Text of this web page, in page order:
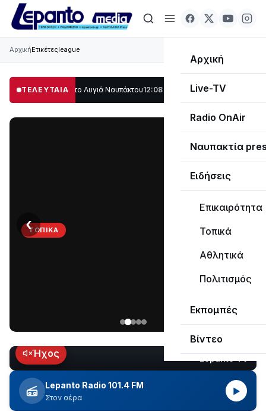
Αρχική
Live-TV
Radio OnAir
Ναυπακτία
Ειδήσεις
Επικαιρότητα
Τοπικά
Αθλητικά
Πολιτισμός
Εκπομπές
Βίντεο
ΑρχικήΕτικέτεςleague
ΤΕΛΕΥΤΑΙΑ
μέρος στο Λυγιά Ναυπάκτου12:08 Σε τροχιά υλοποίησης η Παράκαμψη
ΤΟΠΙΚΆ
Ναυπάκτου
εδώ
και
περίπου
δύο
ώρες
‹
LIVEΉχος
Lepanto Radio 101.4 FM
Στον αέρα
▶